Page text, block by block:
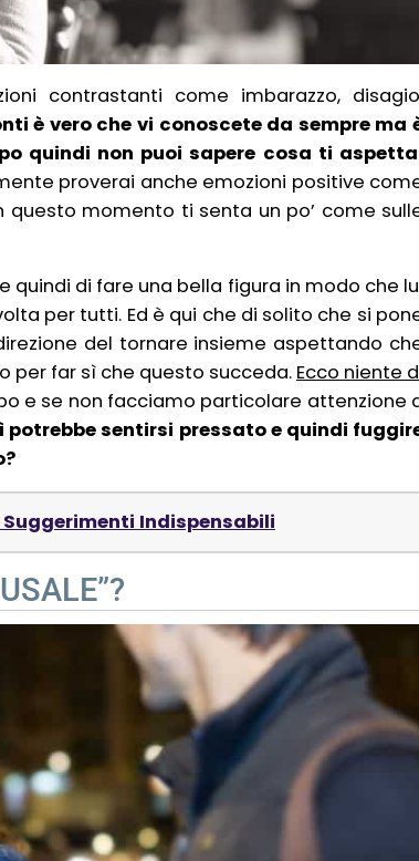
contrastanti come imbarazzo,
è vero che vi conoscete da sempre ma
quindi non puoi sapere cosa ti
proverai anche emozioni positive
momento ti senta un po’ come
di fare una bella figura in modo che
per tutti. Ed è qui che di solito che si
del tornare insieme aspettando
per far sì che questo succeda. Ecco niente
e se non facciamo particolare attenzione
potrebbe sentirsi pressato e quindi
Suggerimenti Indispensabili